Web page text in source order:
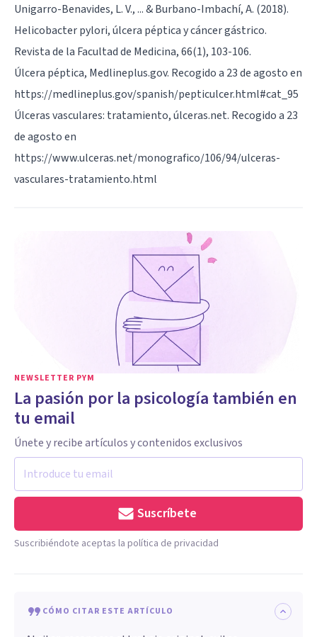
Unigarro-Benavides, L. V., ... & Burbano-Imbachí, A. (2018).
Helicobacter pylori, úlcera péptica y cáncer gástrico.
Revista de la Facultad de Medicina, 66(1), 103-106.
Úlcera péptica, Medlineplus.gov. Recogido a 23 de agosto en
https://medlineplus.gov/spanish/pepticulcer.html#cat_95
Úlceras vasculares: tratamiento, úlceras.net. Recogido a 23
de agosto en
https://www.ulceras.net/monografico/106/94/ulceras-
vasculares-tratamiento.html
NEWSLETTER PYM
La pasión por la psicología también en
tu email
Únete y recibe artículos y contenidos exclusivos
Suscríbete
Suscribiéndote aceptas la política de privacidad
CÓMO CITAR ESTE ARTÍCULO